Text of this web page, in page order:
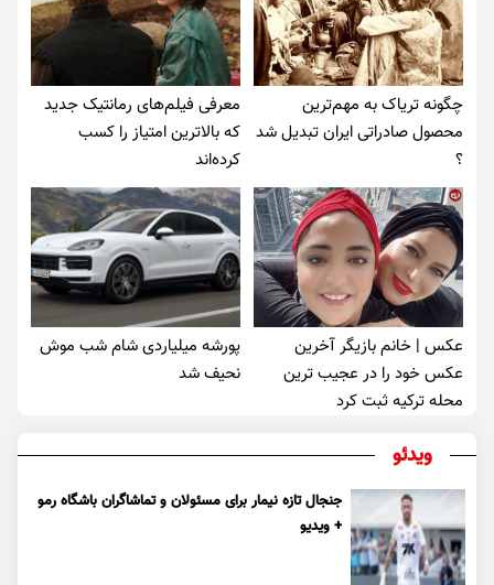
چگونه تریاک به مهم‌ترین
محصول صادراتی ایران تبدیل شد
؟
معرفی فیلم‌های رمانتیک جدید
که بالاترین امتیاز را کسب
کرده‌اند
عکس | خانم بازیگر آخرین
عکس خود را در عجیب ترین
محله ترکیه ثبت کرد
پورشه میلیاردی شام شب موش‌
نحیف شد
ویدئو
جنجال تازه نیمار برای مسئولان و تماشاگران باشگاه رمو
+ ویدیو